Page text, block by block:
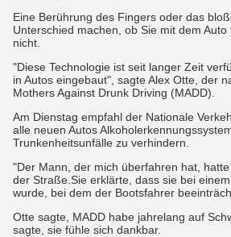
Eine Berührung des Fingers oder das
Unterschied machen, ob Sie mit dem
nicht.
"Diese Technologie ist seit langer Zeit
in Autos eingebaut", sagte Alex Otte, der
Mothers Against Drunk Driving (MADD).
Am Dienstag empfahl der Nationale
alle neuen Autos
Trunkenheitsunfälle zu verhindern.
"Der Mann, der mich überfahren hat,
der Straße.Sie erklärte, dass sie bei
wurde, bei dem der Bootsfahrer
Otte sagte, MADD habe jahrelang auf
sagte, sie fühle sich dankbar.